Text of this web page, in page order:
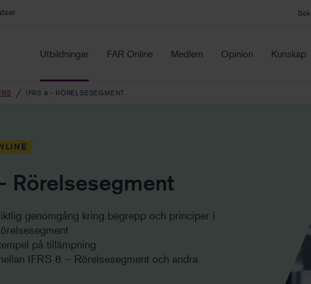
Tidningen Balans
Sök
Utbildningar FAR Online Medlem Opinion Kunskap
IFRS 8 - RÖRELSESEGMENT
Rörelsesegment
genomgång kring begrepp och principer i
på tillämpning
IFRS 8 – Rörelsesegment och andra